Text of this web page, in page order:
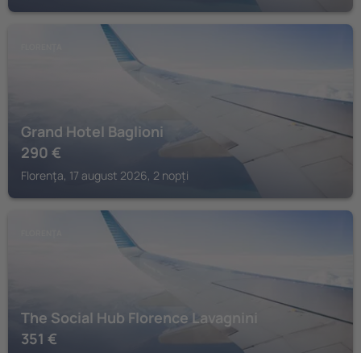
Grand Hotel Baglioni
290 €
Florenţa, 17 august 2026, 2 nopți
The Social Hub Florence Lavagnini
351 €